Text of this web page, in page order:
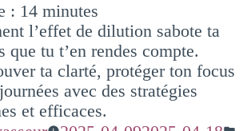
: 14 minutes
l’effet de dilution sabote ta
que tu t’en rendes compte.
ta clarté, protéger ton focus
avec des stratégies
et efficaces.